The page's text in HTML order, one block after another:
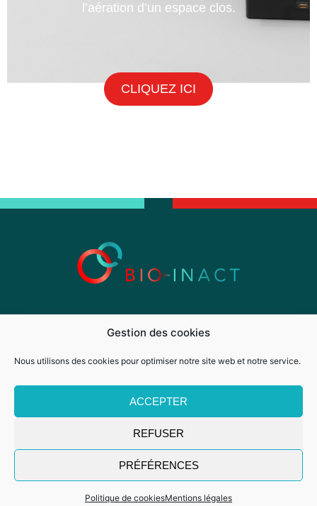
Gestion des cookies
Nous utilisons des cookies pour optimiser notre site web et notre service.
ACCEPTER
REFUSER
PRÉFÉRENCES
Politique de cookiesMentions légales
l’aération d’un espace clos.
CLIQUEZ ICI
Décontamination chimique
Bulletins d’information
Actualités